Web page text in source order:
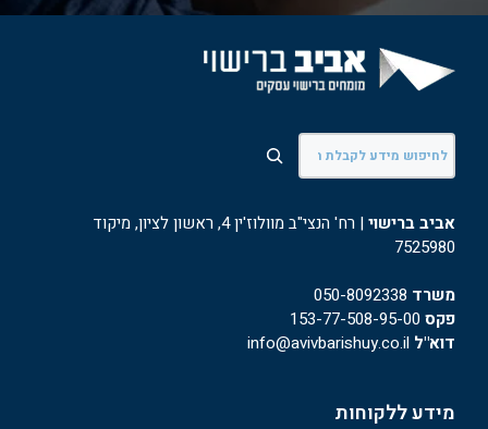
חיפוש
אביב ברישוי
| רח' הנצי"ב מוולוז'ין 4, ראשון לציון, מיקוד
7525980
משרד 050-8092338
פקס
דוא"ל
מידע ללקוחות